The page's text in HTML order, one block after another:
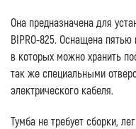
Она предназначена для
BIPRO-825. Оснащена
в которых можно хранить
так же специальными
электрического кабеля.
Тумба не требует сборки,